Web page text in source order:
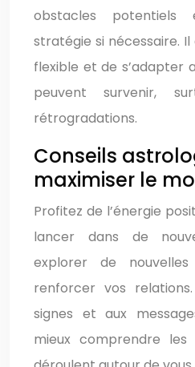
obstacles
stratégie si nécessaire.
flexible et de s’adapter
peuvent survenir,
rétrogradations.
Conseils
maximiser le
Profitez de l’énergie
lancer dans de
explorer de
renforcer vos
signes et aux
mieux comprendre